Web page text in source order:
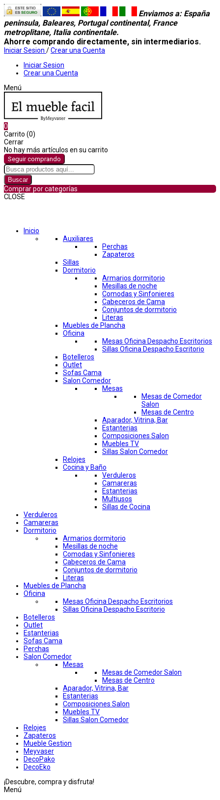
Enviamos a: España
peninsula, Baleares, Portugal continental, France
metroplitane, Italia continentale.
Ahorre comprando directamente, sin intermediarios.
Iniciar Sesion /Crear una Cuenta
Iniciar Sesion
Crear una Cuenta
Menú
0
Carrito (0)
Cerrar
No hay más artículos en su carrito
Seguir comprando
Buscar
Comprar por categorías
CLOSE
Inicio
Auxiliares
Perchas
Zapateros
Sillas
Dormitorio
Armarios dormitorio
Mesillas de noche
Comodas y Sinfonieres
Cabeceros de Cama
Conjuntos de dormitorio
Literas
Muebles de Plancha
Oficina
Mesas Oficina Despacho Escritorios
Sillas Oficina Despacho Escritorio
Botelleros
Outlet
Sofas Cama
Salon Comedor
Mesas
Mesas de Comedor
Salon
Mesas de Centro
Aparador, Vitrina, Bar
Estanterias
Composiciones Salon
Muebles TV
Sillas Salon Comedor
Relojes
Cocina y Baño
Verduleros
Camareras
Estanterias
Multiusos
Sillas de Cocina
Verduleros
Camareras
Dormitorio
Armarios dormitorio
Mesillas de noche
Comodas y Sinfonieres
Cabeceros de Cama
Conjuntos de dormitorio
Literas
Muebles de Plancha
Oficina
Mesas Oficina Despacho Escritorios
Sillas Oficina Despacho Escritorio
Botelleros
Outlet
Estanterias
Sofas Cama
Perchas
Salon Comedor
Mesas
Mesas de Comedor Salon
Mesas de Centro
Aparador, Vitrina, Bar
Estanterias
Composiciones Salon
Muebles TV
Sillas Salon Comedor
Relojes
Zapateros
Mueble Gestion
Meyvaser
DecoPako
DecoEko
¡Descubre, compra y disfruta!
Menú